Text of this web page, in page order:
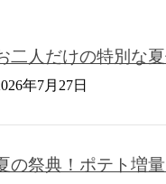
二人だけの特別な
年7月27日
の祭典！ポテト増